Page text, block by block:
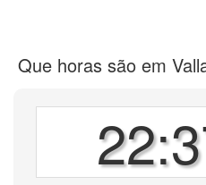
Que horas são em